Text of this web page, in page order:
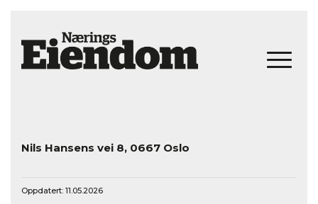
Nils Hansens vei 8, 0667 Oslo
Oppdatert: 11.05.2026